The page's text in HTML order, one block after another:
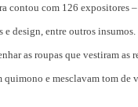
contou com 126 expositores
design, entre outros insumos.
as roupas que vestiram
e mesclavam tom de